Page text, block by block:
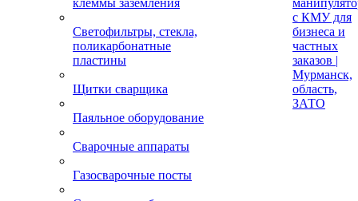
клеммы заземления
Светофильтры, стекла,
поликарбонатные
пластины
Щитки сварщика
Паяльное оборудование
Сварочные аппараты
Газосварочные посты
с КМУ для
бизнеса и
частных
заказов |
Мурманск,
область,
ЗАТО